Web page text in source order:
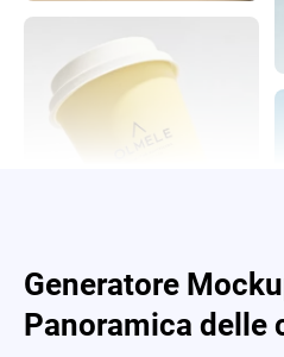
Generatore
Panoramica delle